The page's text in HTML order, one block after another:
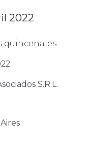
2022
quincenales
S.R.L.